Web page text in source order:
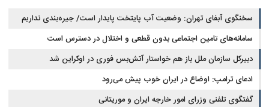
سخنگوی آبفای تهران: وضعیت آب پایتخت پایدار است/ جیره‌بندی نداریم
سامانه‌های تامین اجتماعی بدون قطعی و اختلال در دسترس است
دبیرکل سازمان ملل باز هم خواستار آتش‌بس فوری در اوکراین شد
ادعای ترامپ: اوضاع در ایران خوب پیش می‌رود
گفتگوی تلفنی وزرای امور خارجه ایران و موریتانی